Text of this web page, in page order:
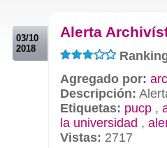
03/10
2018
Alerta
Agregado por:
Descripción:
Etiquetas: pucp ,
la universidad ,
Vistas: 2717